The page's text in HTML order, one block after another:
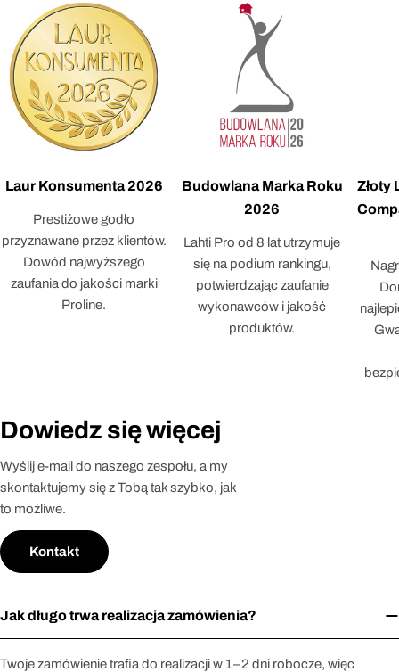
Laur Konsumenta 2026
Prestiżowe godło
przyznawane przez klientów.
Dowód najwyższego
zaufania do jakości marki
Proline.
Budowlana Marka Roku
2026
Lahti Pro od 8 lat utrzymuje
się na podium rankingu,
potwierdzając zaufanie
wykonawców i jakość
produktów.
Złoty
Dowiedz się więcej
Wyślij e-mail do naszego zespołu, a my
skontaktujemy się z Tobą tak szybko, jak
to możliwe.
Kontakt
Jak długo trwa realizacja zamówienia?
Twoje zamówienie trafia do realizacji w 1–2 dni robocze, więc